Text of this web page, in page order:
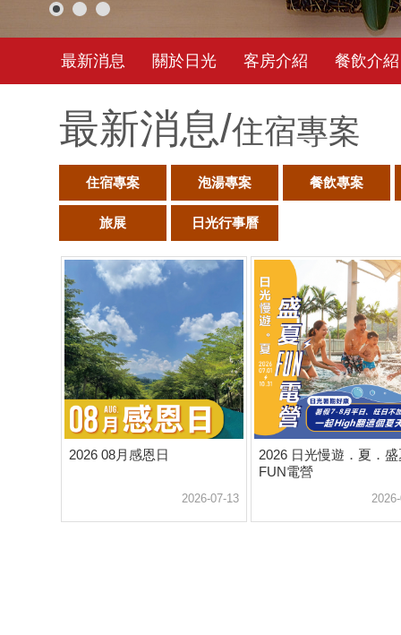
最新消息 關於日光 客房介紹 餐飲介紹
最新消息/住宿專案
住宿專案 泡湯專案 餐飲專案
旅展 日光行事曆
2026 08月感恩日
2026-07-13
2026 日光慢遊．夏．盛
FUN電營